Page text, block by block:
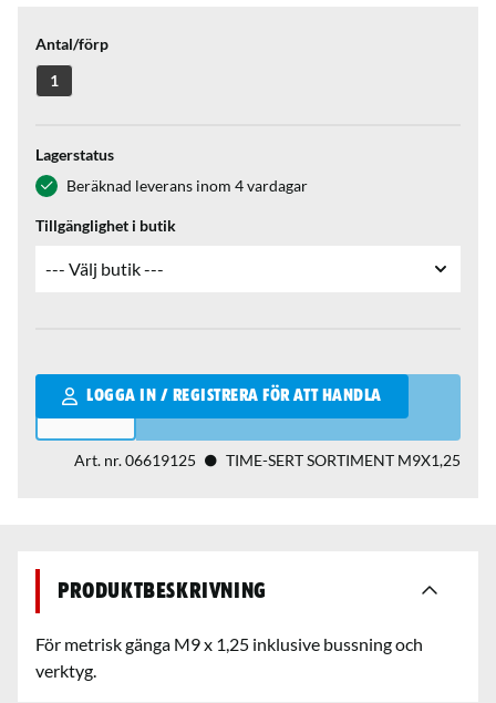
Antal/förp
1
Lagerstatus
Beräknad leverans inom 4 vardagar
Tillgänglighet i butik
LOGGA IN / REGISTRERA FÖR ATT HANDLA
Qantity
Art. nr.06619125 TIME-SERT SORTIMENT M9X1,25
Produktbeskrivning
För metrisk gänga M9 x 1,25 inklusive bussning och
verktyg.